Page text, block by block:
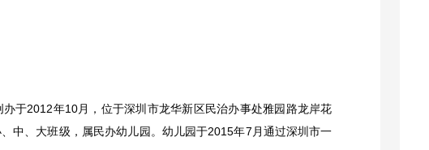
于2012年10月，位于深圳市龙华新区民治办事处雅园路龙岸花
中、大班级，属民办幼儿园。幼儿园于2015年7月通过深圳市一